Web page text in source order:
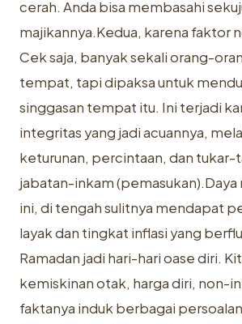
cerah. Anda bisa membasahi
majikannya.Kedua, karena faktor
Cek saja, banyak sekali orang-
tempat, tapi dipaksa untuk
singgasan tempat itu. Ini terjadi
integritas yang jadi acuannya,
keturunan, percintaan, dan tukar-
jabatan-inkam (pemasukan).Daya
ini, di tengah sulitnya mendapat
layak dan tingkat inflasi yang
Ramadan jadi hari-hari oase diri.
kemiskinan otak, harga diri, non-
faktanya induk berbagai